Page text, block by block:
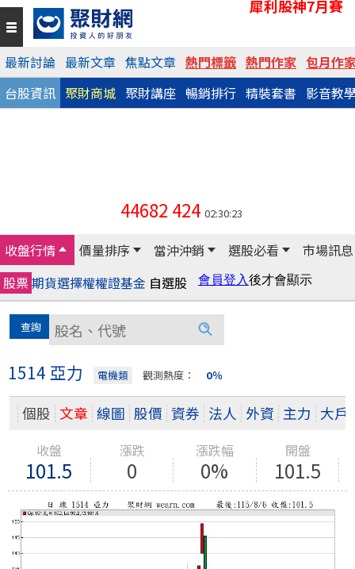
犀利股神7月賽
最新討論 最新文章 焦點文章 熱門標籤 熱門作家 包月作
台股資訊 聚財商城 聚財講座 暢銷排行 精裝套書 影音教
44682 424 02:30:23
收盤行情 價量排序 當沖沖銷 選股必看
市場訊息
股票期貨選擇權權證基金 自選股
1514 亞力 電機類 觀測熱度： 0％
個股 文章 線圖 股價 資券 法人 外資 主力 大戶
收盤 漲跌 漲跌幅 開盤
101.5 0 0% 101.5